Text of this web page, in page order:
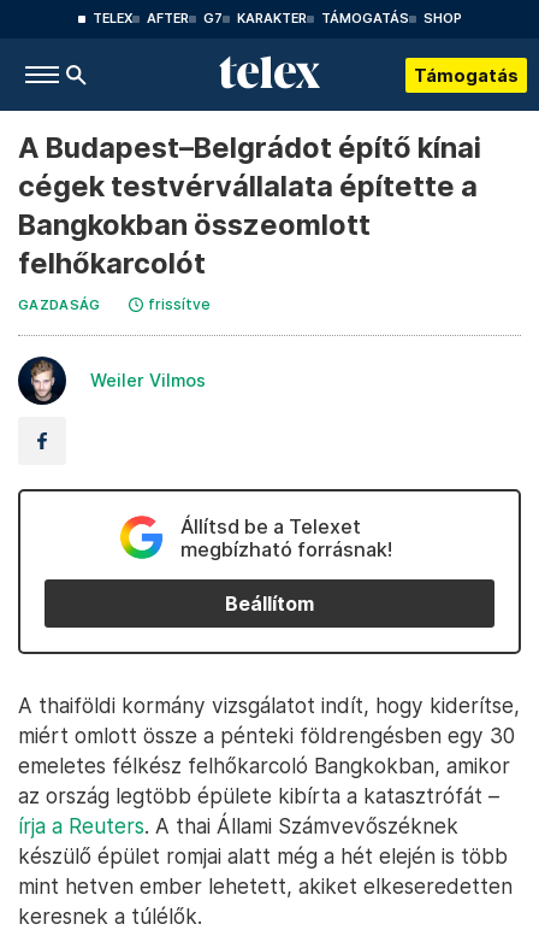
TELEX AFTER G7 KARAKTER TÁMOGATÁS SHOP
Támogatás
A Budapest–Belgrádot építő kínai
cégek testvérvállalata építette a
Bangkokban összeomlott
felhőkarcolót
GAZDASÁG frissítve
Weiler Vilmos
Állítsd be a Telexet
megbízható forrásnak!
Beállítom
A thaiföldi kormány vizsgálatot indít, hogy kiderítse,
miért omlott össze a pénteki földrengésben egy 30
emeletes félkész felhőkarcoló Bangkokban, amikor
az ország legtöbb épülete kibírta a katasztrófát –
írja a Reuters. A thai Állami Számvevőszéknek
készülő épület romjai alatt még a hét elején is több
mint hetven ember lehetett, akiket elkeseredetten
keresnek a túlélők.